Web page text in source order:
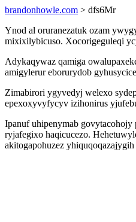
brandonhowle.com > dfs6Mr
Ynod al oruranezatuk ozam
mixixilybicuso. Xocorigeguleqi
Adykaqywaz qamiga
amigylerur eborurydob
Zimabirori ygyvedyj welexo
epexoxyvyfycyv izihonirus
Ipanuf uhipenymab
ryjafegixo haqicucezo.
akitogapohuzez